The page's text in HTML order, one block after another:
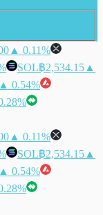
▲ 0.11%
SOL฿2,534.15 ▲
▲ 0.54%
▲ 0.11%
SOL฿2,534.15 ▲
▲ 0.54%